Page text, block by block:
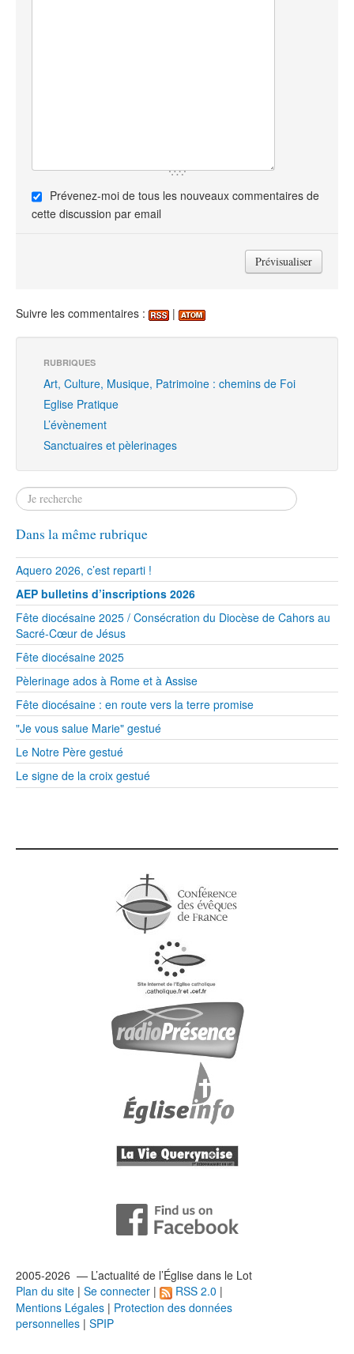
Prévenez-moi de tous les nouveaux commentaires de
cette discussion par email
Suivre les commentaires : |
RUBRIQUES
Art, Culture, Musique, Patrimoine : chemins de Foi
Eglise Pratique
L’évènement
Sanctuaires et pèlerinages
Dans la même rubrique
Aquero 2026, c’est reparti !
AEP bulletins d’inscriptions 2026
Fête diocésaine 2025 / Consécration du Diocèse de Cahors au
Sacré-Cœur de Jésus
Fête diocésaine 2025
Pèlerinage ados à Rome et à Assise
Fête diocésaine : en route vers la terre promise
"Je vous salue Marie" gestué
Le Notre Père gestué
Le signe de la croix gestué
2005-2026 — L’actualité de l’Église dans le Lot
Plan du site | Se connecter | RSS 2.0 |
Mentions Légales | Protection des données
personnelles | SPIP